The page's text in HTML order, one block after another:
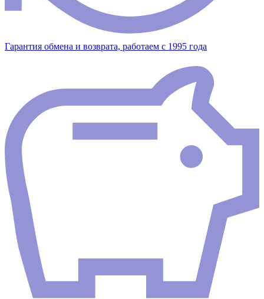
Гарантия обмена и возврата, работаем с 1995 года